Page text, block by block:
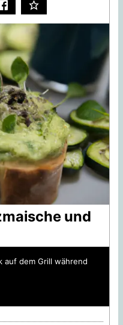
und
auf dem Grill während